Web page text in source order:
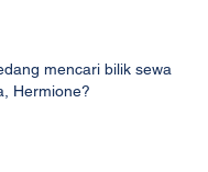
mencari bilik sewa
Hermione?